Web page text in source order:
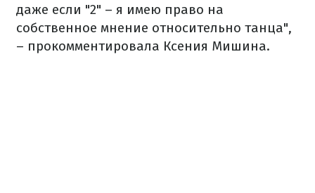
даже если "2" – я имею право на
собственное мнение относительно танца",
– прокомментировала Ксения Мишина.